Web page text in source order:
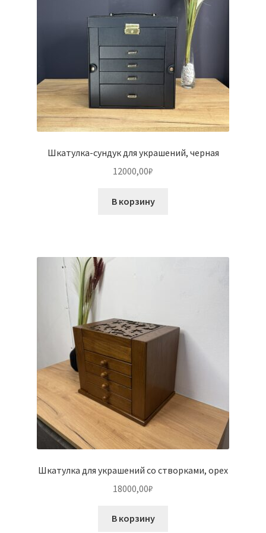
Шкатулка-сундук для украшений, черная
12000,00₽
В корзину
Шкатулка для украшений со створками, орех
18000,00₽
В корзину